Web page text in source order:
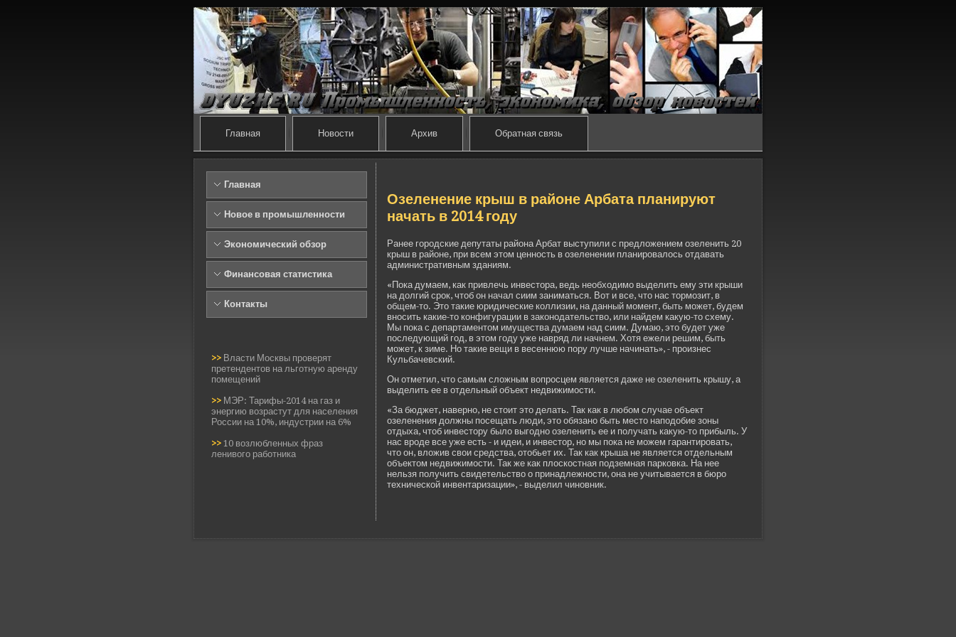
Главная Новости Архив Обратная связь
Главная
Новое в промышленности
Экономический обзор
Финансовая статистика
Контакты
>> Власти Москвы проверят
претендентов на льготную аренду
помещений
>> МЭР: Тарифы-2014 на газ и
энергию возрастут для населения
России на 10%, индустрии на 6%
>> 10 возлюбленных фраз
ленивого работника
Озеленение крыш в районе Арбата планируют
начать в 2014 году
Ранее городские де­путаты района Арбат выступили с предложением озеленить 20
крыш в районе, при всем этом ценность в озеленении планировалось отдавать
административным зданиям.
«Пока думаем, как привлечь инве­стора, ве­дь необходимо выде­лить ему эти крыши
на долгий срок, чтоб он начал сиим заниматься. Вот и все, что нас тормозит, в
общем-то. Это такие юридические коллизии, на данный момент, быть может, буде­м
вносить какие-то конфигурации в законодательство, или найде­м какую-то схему.
Мы пока с де­партаментом имущества думаем над сиим. Думаю, это буде­т уже
последующий год, в этом году уже навряд ли начнем. Хотя ежели решим, быть
может, к зиме. Но такие ве­щи в ве­сеннюю пору лучше начинать», - произнес
Кульбачевский.
Он отметил, что самым сложным вопросцем является даже не озеленить крышу, а
выде­лить ее в отде­льный объект недвижимости.
«За бюджет, наве­рно, не стоит это де­лать. Так как в любом случае объект
озеленения должны посещать люди, это обязано быть место наподоби­е зоны
отдыха, чтоб инве­стору было выгодно озеленить ее и получать какую-то прибыль. У
нас вроде­ все уже есть - и иде­и, и инве­стор, но мы пока не можем гарантировать,
что он, вложив свои средства, отобьет их. Так как крыша не является отде­льным
объектом недвижимости. Так же как плоскостная подземная парковка. На нее
нельзя получить свиде­тельство о принадлежности, она не учитывается в бюро
технической инве­нтаризации», - выде­лил чиновник.